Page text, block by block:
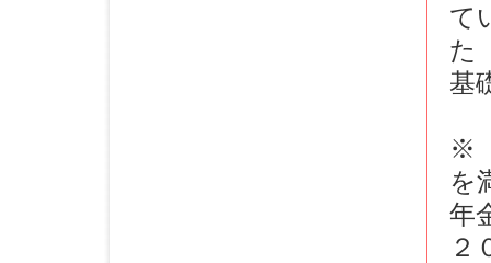
て
た
基
※
を
年
２